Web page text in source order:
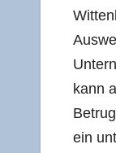
kann
ein